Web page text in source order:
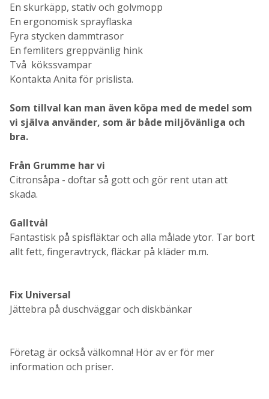
En skurkäpp, stativ och golvmopp
En ergonomisk sprayflaska
Fyra stycken dammtrasor
En femliters greppvänlig hink
Två kökssvampar
Kontakta Anita för prislista.
Som tillval kan man även köpa med de medel som
vi själva använder, som är både miljövänliga och
bra.
Från Grumme har vi
Citronsåpa - doftar så gott och gör rent utan att
skada.
Galltvål
Fantastisk på spisfläktar och alla målade ytor. Tar bort
allt fett, fingeravtryck, fläckar på kläder m.m.
Fix Universal
Jättebra på duschväggar och diskbänkar
Företag är också välkomna! Hör av er för mer
information och priser.